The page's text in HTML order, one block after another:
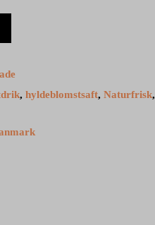
, hyldeblomstsaft, Naturfrisk,